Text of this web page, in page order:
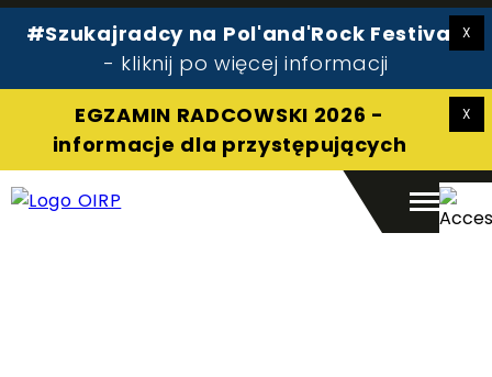
#Szukajradcy na Pol'and'Rock Festival!
- kliknij po więcej informacji
EGZAMIN RADCOWSKI 2026 -
informacje dla przystępujących
Radca prawny
Pomoc prawna
O izbie
Aplikant
Kontakt